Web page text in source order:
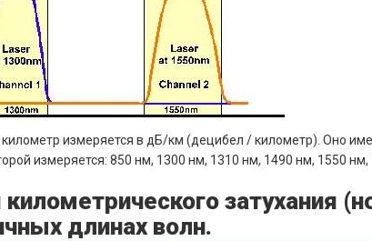
измеряется в дБ/км (децибел / километр). Оно
измеряется: 850 нм, 1300 нм, 1310 нм, 1490 нм, 1550 нм,
затухания
длинах волн.